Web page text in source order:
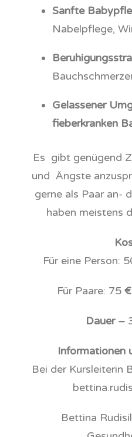
Sanfte
Nabelpflege,
Gelassener
fieberkranken
Es gibt genügend
und Ängste
gerne als Paar an-
haben meistens
Für eine Person:
Für Paare: 75 €
Dauer –
Informationen
Bei der Kursleiterin
Bettina